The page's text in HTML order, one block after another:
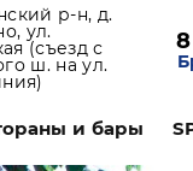
р-н, д.
ул.
(съезд с
ш. на ул.
и бары